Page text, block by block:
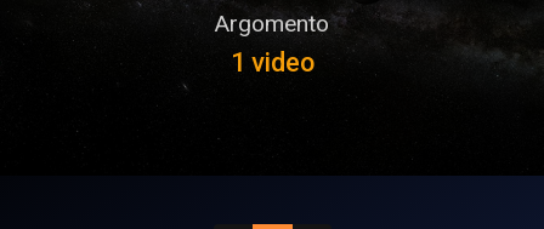
Argomento
1 video